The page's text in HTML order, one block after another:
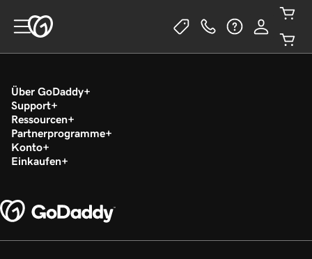
Über GoDaddy
Support
Ressourcen
Partnerprogramme
Konto
Einkaufen